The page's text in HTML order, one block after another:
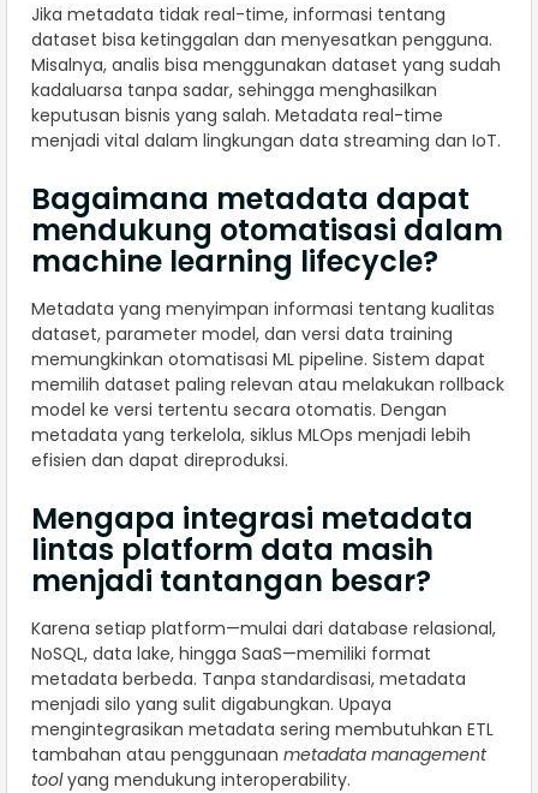
Jika metadata tidak real-time, informasi tentang
dataset bisa ketinggalan dan menyesatkan pengguna.
Misalnya, analis bisa menggunakan dataset yang sudah
kadaluarsa tanpa sadar, sehingga menghasilkan
keputusan bisnis yang salah. Metadata real-time
menjadi vital dalam lingkungan data streaming dan IoT.
Bagaimana metadata dapat
mendukung otomatisasi dalam
machine learning lifecycle?
Metadata yang menyimpan informasi tentang kualitas
dataset, parameter model, dan versi data training
memungkinkan otomatisasi ML pipeline. Sistem dapat
memilih dataset paling relevan atau melakukan rollback
model ke versi tertentu secara otomatis. Dengan
metadata yang terkelola, siklus MLOps menjadi lebih
efisien dan dapat direproduksi.
Mengapa integrasi metadata
lintas platform data masih
menjadi tantangan besar?
Karena setiap platform—mulai dari database relasional,
NoSQL, data lake, hingga SaaS—memiliki format
metadata berbeda. Tanpa standardisasi, metadata
menjadi silo yang sulit digabungkan. Upaya
mengintegrasikan metadata sering membutuhkan ETL
tambahan atau penggunaan metadata management
toolyang mendukung interoperability.